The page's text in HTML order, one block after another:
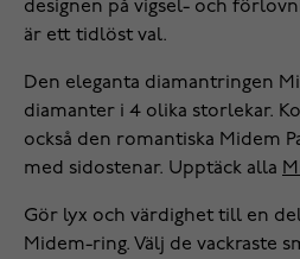
designen på vigsel- och
är ett tidlöst val.
Den eleganta diamantringen
diamanter i 4 olika storlekar.
också den romantiska Midem
med sidostenar. Upptäck alla
Gör lyx och värdighet till en
Midem-ring. Välj de vackraste